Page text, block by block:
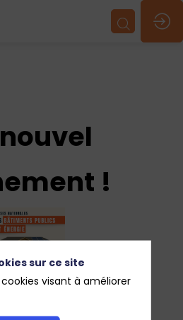
!
sur ce site
visant à améliorer